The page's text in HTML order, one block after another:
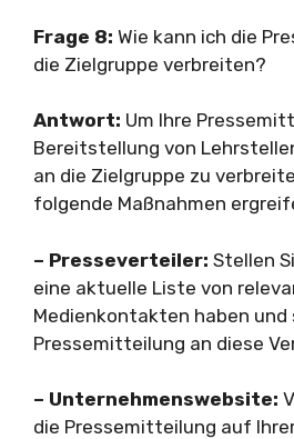
Frage 8: Wie kann ich die
die Zielgruppe verbreiten?
Antwort: Um Ihre
Bereitstellung von
an die Zielgruppe zu
folgende Maßnahmen
– Presseverteiler: Stellen
eine aktuelle Liste von
Medienkontakten haben und
Pressemitteilung an diese
– Unternehmenswebsite:
die Pressemitteilung auf